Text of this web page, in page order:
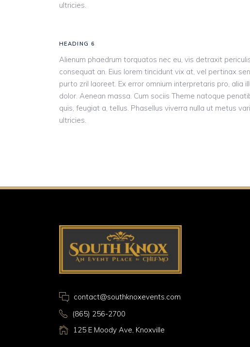
ultricies.
HEADING 6
Alienum phaedrum torquatos nec eu, vis detraxit
consequat an. Eius lorem tincidunt vix at, vel pertinax
purto zril laoreet. Ex error omnium interpretaris pro,
dolor. Aenean massa. Cum sociis Theme natoque
quis, feugiat a, tellus. Phasellus viverra nulla ut metus
ultricies.
contact@southknoxevents.com
(865) 256-2700
125 E Moody Ave, Knoxville